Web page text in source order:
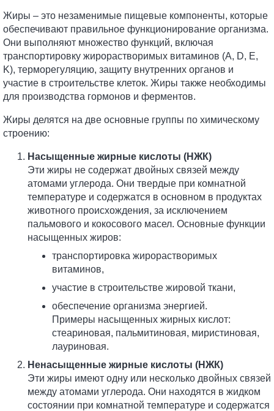
Жиры – это незаменимые пищевые компоненты, которые
обеспечивают правильное функционирование организма.
Они выполняют множество функций, включая
транспортировку жирорастворимых витаминов (A, D, E,
K), терморегуляцию, защиту внутренних органов и
участие в строительстве клеток. Жиры также необходимы
для производства гормонов и ферментов.
Жиры делятся на две основные группы по химическому
строению:
Насыщенные жирные кислоты (НЖК)
Эти жиры не содержат двойных связей между
атомами углерода. Они твердые при комнатной
температуре и содержатся в основном в продуктах
животного происхождения, за исключением
пальмового и кокосового масел. Основные функции
насыщенных жиров:
транспортировка жирорастворимых
витаминов,
участие в строительстве жировой ткани,
обеспечение организма энергией.
Примеры насыщенных жирных кислот:
стеариновая, пальмитиновая, миристиновая,
лауриновая.
Ненасыщенные жирные кислоты (НЖК)
Эти жиры имеют одну или несколько двойных связей
между атомами углерода. Они находятся в жидком
состоянии при комнатной температуре и содержатся